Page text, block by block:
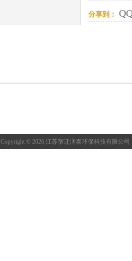
分享到：
Copyright © 2026 江苏宿迁润泰环保科技有限公